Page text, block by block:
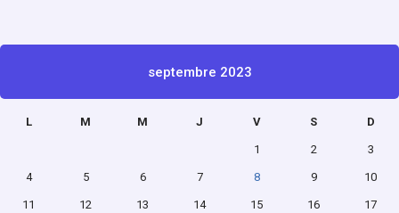
septembre 2023
L M M J V S D
1 2 3
4 5 6 7 8 9 10
11 12 13 14 15 16 17